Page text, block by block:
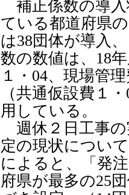
補正係数の導入
ている都道府県
は38団体が導入
数の数値は、18
１・04、現場管
（共通仮設費１
用している。
週休２日工事の
定の現状につい
によると、「発
府県が最多の25